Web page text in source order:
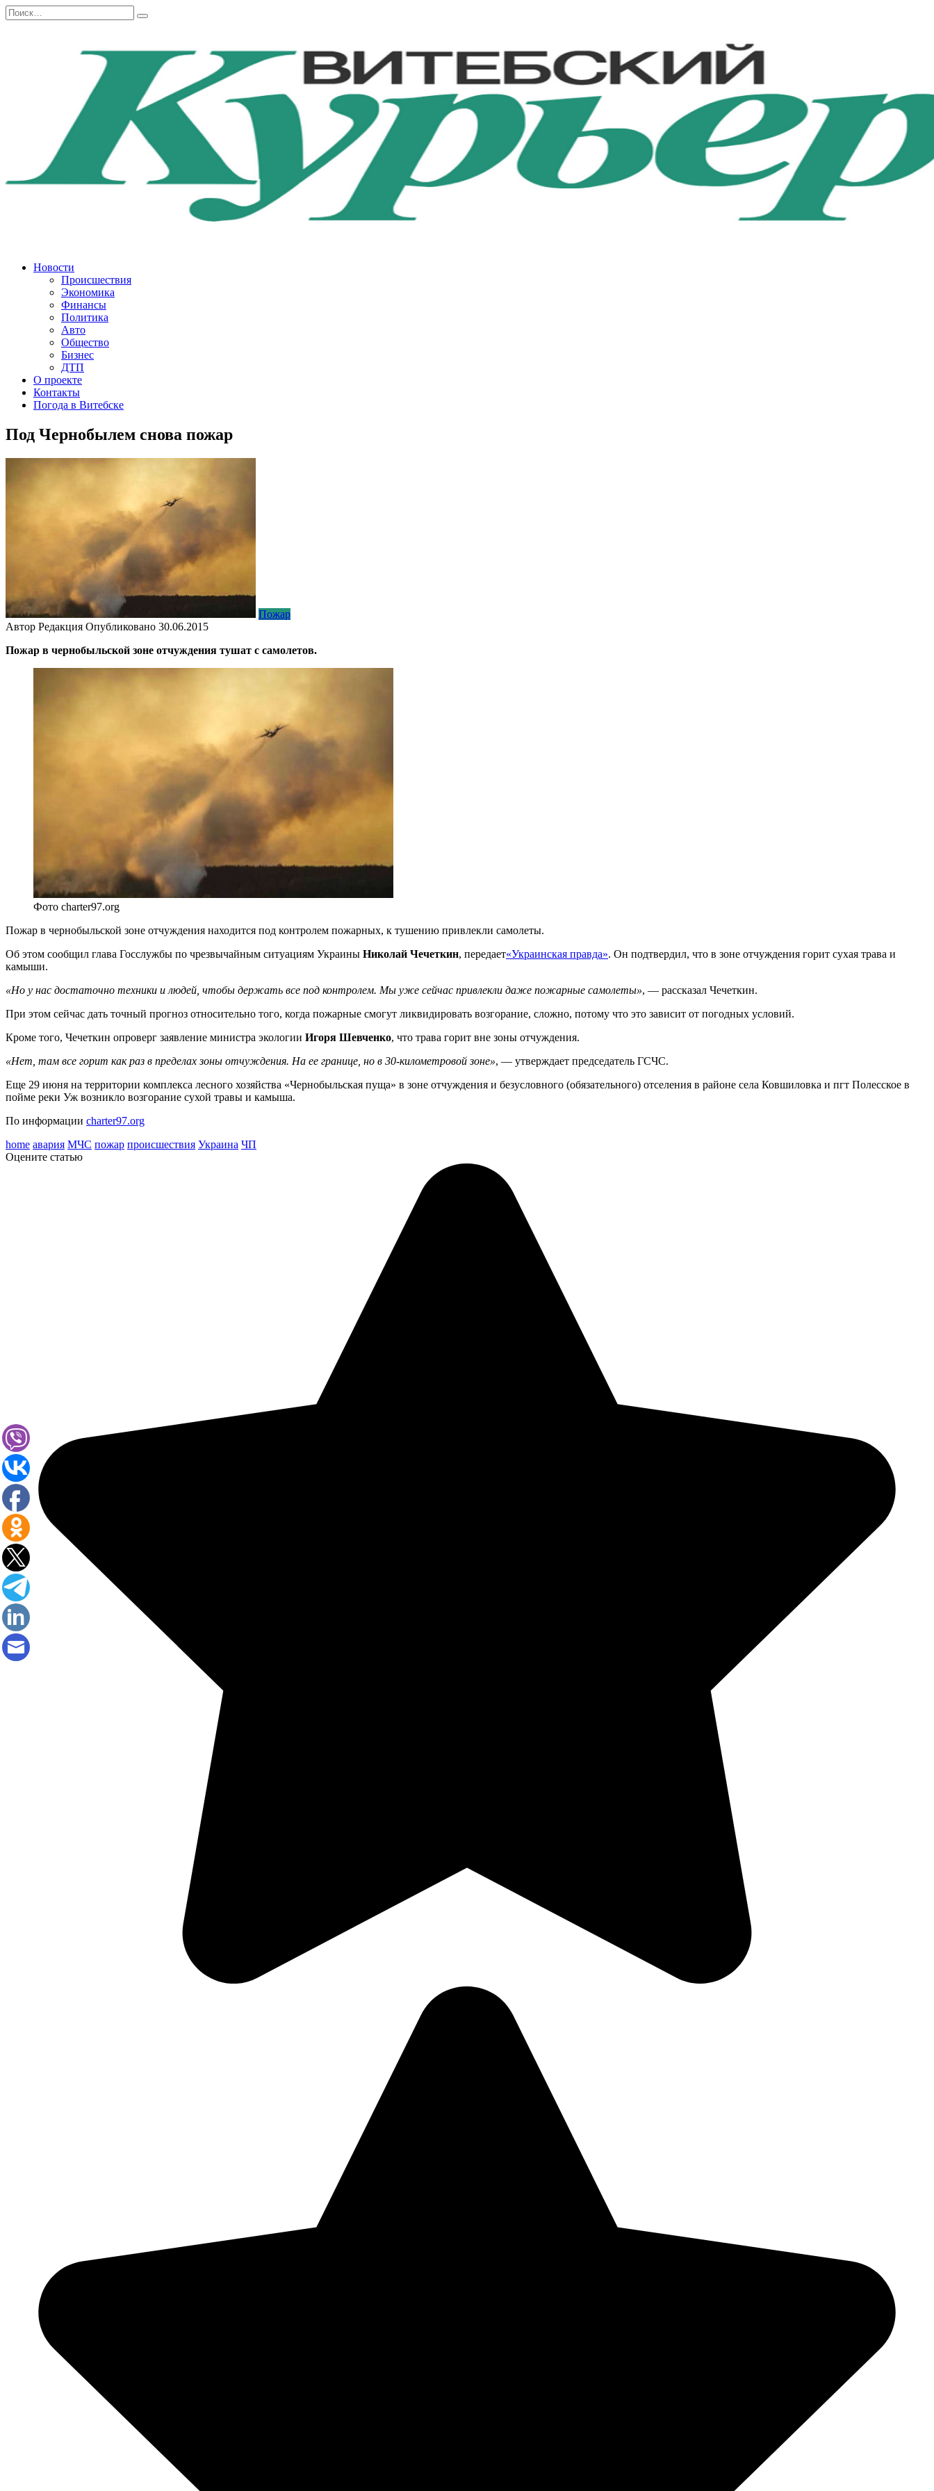
Перейти
к
Search
for:
Новости
Происшествия
Экономика
Финансы
Политика
Авто
Общество
Бизнес
ДТП
О проекте
Контакты
Погода в Витебске
Под Чернобылем снова пожар
Пожар
Автор Редакция Опубликовано 30.06.2015
Пожар в чернобыльской зоне отчуждения тушат с самолетов.
Фото charter97.org
Пожар в чернобыльской зоне отчуждения находится под контролем пожарных, к тушению привлекли самолеты.
Об этом сообщил глава Госслужбы по чрезвычайным ситуациям Украины Николай Чечеткин, передает«Украинская правда». Он подтвердил, что в зоне отчуждения горит сухая трава и
камыши.
«Но у нас достаточно техники и людей, чтобы держать все под контролем. Мы уже сейчас привлекли даже пожарные самолеты», — рассказал Чечеткин.
При этом сейчас дать точный прогноз относительно того, когда пожарные смогут ликвидировать возгорание, сложно, потому что это зависит от погодных условий.
Кроме того, Чечеткин опроверг заявление министра экологии Игоря Шевченко, что трава горит вне зоны отчуждения.
«Нет, там все горит как раз в пределах зоны отчуждения. На ее границе, но в 30-километровой зоне», — утверждает председатель ГСЧС.
Еще 29 июня на территории комплекса лесного хозяйства «Чернобыльская пуща» в зоне отчуждения и безусловного (обязательного) отселения в районе села Ковшиловка и пгт Полесское в
пойме реки Уж возникло возгорание сухой травы и камыша.
По информации charter97.org
home авария МЧС пожар происшествия Украина ЧП
Оцените статью